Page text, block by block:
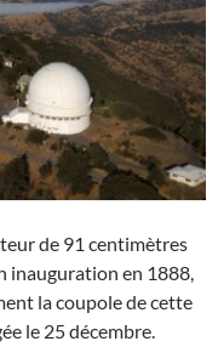
de 91 centimètres
inauguration en 1888,
la coupole de cette
le 25 décembre.